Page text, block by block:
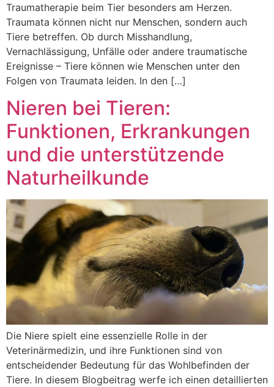
Traumatherapie beim Tier besonders am Herzen.
Traumata können nicht nur Menschen, sondern auch
Tiere betreffen. Ob durch Misshandlung,
Vernachlässigung, Unfälle oder andere traumatische
Ereignisse – Tiere können wie Menschen unter den
Folgen von Traumata leiden. In den […]
Nieren bei Tieren:
Funktionen, Erkrankungen
und die unterstützende
Naturheilkunde
Die Niere spielt eine essenzielle Rolle in der
Veterinärmedizin, und ihre Funktionen sind von
entscheidender Bedeutung für das Wohlbefinden der
Tiere. In diesem Blogbeitrag werfe ich einen detaillierten